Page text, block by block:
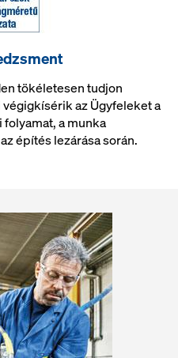
tökéletesen tudjon
az Ügyfeleket a
a munka
építés lezárása során.